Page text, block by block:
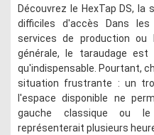
Découvrez le HexTap DS,
difficiles d'accès Dans
services de production ou
générale, le taraudage
qu'indispensable. Pourtant,
situation frustrante : un
l'espace disponible ne
gauche classique ou le
représenterait plusieurs